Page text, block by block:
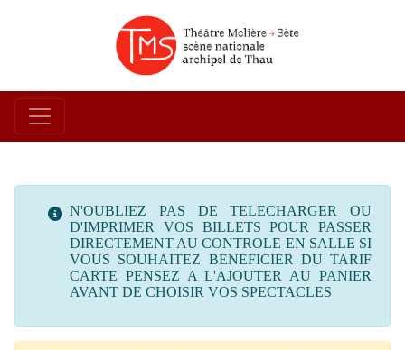
N'OUBLIEZ PAS DE TELECHARGER OU
D'IMPRIMER VOS BILLETS POUR PASSER
DIRECTEMENT AU CONTROLE EN SALLE SI
VOUS SOUHAITEZ BENEFICIER DU TARIF
CARTE PENSEZ A L'AJOUTER AU PANIER
AVANT DE CHOISIR VOS SPECTACLES